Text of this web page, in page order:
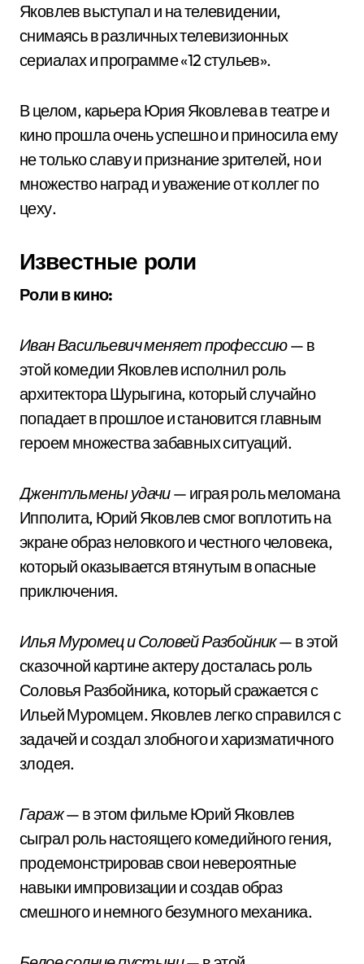
Яковлев выступал и на телевидении,
снимаясь в различных телевизионных
сериалах и программе «12 стульев».
В целом, карьера Юрия Яковлева в театре и
кино прошла очень успешно и приносила ему
не только славу и признание зрителей, но и
множество наград и уважение от коллег по
цеху.
Известные роли
Роли в кино:
Иван Васильевич меняет профессию— в
этой комедии Яковлев исполнил роль
архитектора Шурыгина, который случайно
попадает в прошлое и становится главным
героем множества забавных ситуаций.
Джентльмены удачи— играя роль меломана
Ипполита, Юрий Яковлев смог воплотить на
экране образ неловкого и честного человека,
который оказывается втянутым в опасные
приключения.
Илья Муромец и Соловей Разбойник— в этой
сказочной картине актеру досталась роль
Соловья Разбойника, который сражается с
Ильей Муромцем. Яковлев легко справился с
задачей и создал злобного и харизматичного
злодея.
Гараж— в этом фильме Юрий Яковлев
сыграл роль настоящего комедийного гения,
продемонстрировав свои невероятные
навыки импровизации и создав образ
смешного и немного безумного механика.